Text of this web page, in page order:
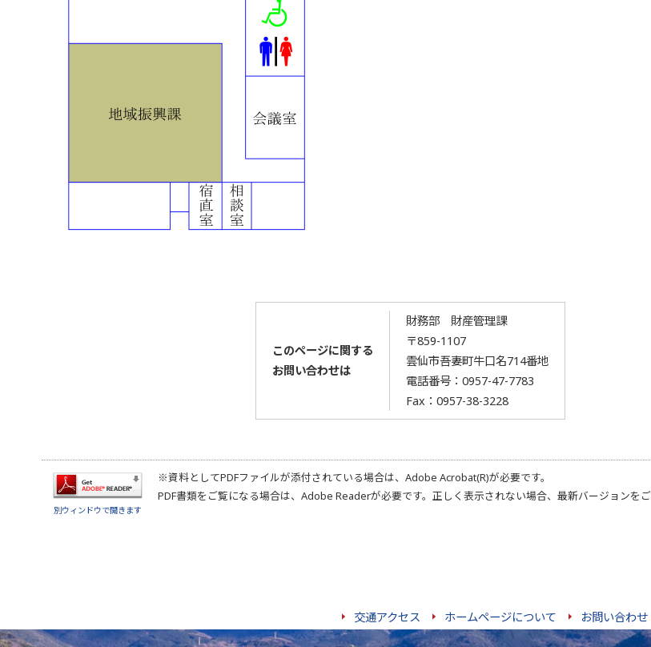
このページに関する
お問い合わせは
財務部 財産管理課
〒859-1107
雲仙市吾妻町牛口名714番地
電話番号： 0957-47-7783
Fax：0957-38-3228
別ウィンドウで開きます
※資料としてPDFファイルが添付されている場合は、 Adobe Acrobat(R)が必要です。
PDF書類をご覧になる場合は、 Adobe Readerが必要です。正しく表示されない場合、最新バージョンをご
交通アクセス ホームページについて お問い合わせ